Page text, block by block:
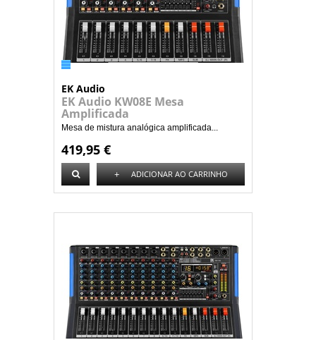
EK Audio
EK Audio KW08E Mesa
Amplificada
Mesa de mistura analógica amplificada...
419,95 €
+ ADICIONAR AO CARRINHO